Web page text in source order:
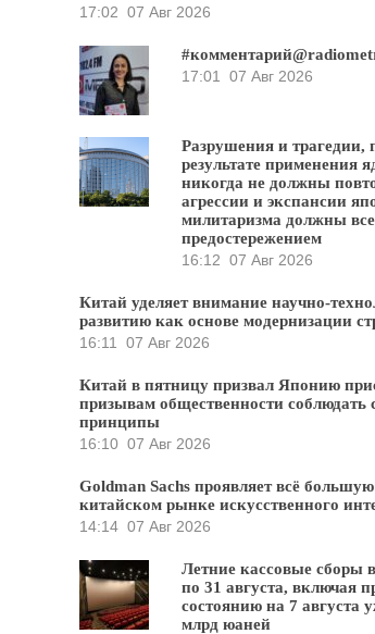
17:02 07 Авг 2026
17:01
07 Авг 2026
Разрушения и трагедии,
результате применения
никогда не должны
агрессии и экспансии
милитаризма должны
предостережением
16:12 07 Авг 2026
Китай уделяет внимание научно-
развитию как основе модернизации
16:11
07 Авг 2026
Китай в пятницу призвал Японию
призывам общественности соблюдать
принципы
16:10 07 Авг 2026
Goldman Sachs проявляет всё
китайском рынке искусственного
14:14 07 Авг 2026
Летние кассовые сборы
по 31 августа, включая
состоянию на 7 августа
млрд юаней